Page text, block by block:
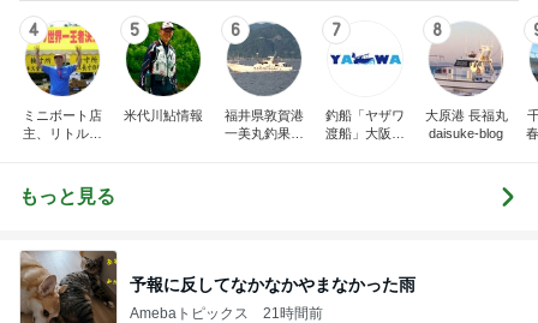
4
ミニボート店
主、リトルボ
5
米代川鮎情報
6
福井県敦賀港
一美丸釣果ブ
7
釣船「ヤザワ
渡船」大阪市
8
大原港 長福丸
daisuke-blog
もっと見る
予報に反してなかなかやまなかった雨
Amebaトピックス 21時間前